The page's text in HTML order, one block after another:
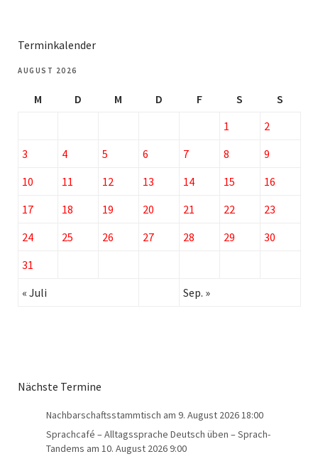
Terminkalender
AUGUST 2026
M D M D F S
S
1
2
3
4 5 6 7 8
9
10
11 12 13 14 15
16
17
18 19 20 21 22
23
24
25 26 27 28 29
30
31
« Juli
Sep. »
Nächste Termine
Nachbarschaftsstammtisch am 9. August 2026 18:00
Sprachcafé – Alltagssprache Deutsch üben – Sprach-
Tandems am 10. August 2026 9:00